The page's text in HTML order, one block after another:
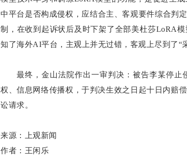
中平台是否构成侵权，应结合主、客观要件综合判
制，在收到起诉状后及时下架了全部美杜莎LoRA
知了海外AI平台，主观上并无过错，客观上尽到了“
最终，金山法院作出一审判决：被告李某停止
权、信息网络传播权，于判决生效之日起十日内赔
讼请求。
来源：上观新闻
作者：王闲乐